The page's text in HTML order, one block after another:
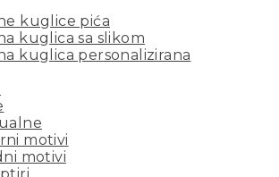
kuglice pića
kuglica sa slikom
kuglica personalizirana
motivi
motivi